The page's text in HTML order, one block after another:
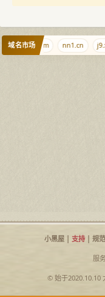
域名市场
35203.com nn1.cn
小黑屋| 支持| 规范
服
© 始于2020.10.10